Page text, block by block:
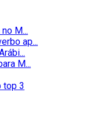
M...
ap...
M...
top 3